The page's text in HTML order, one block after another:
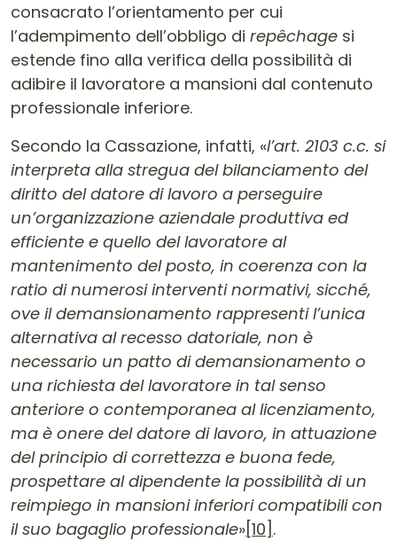
consacrato l’orientamento per cui
l’adempimento dell’obbligo di repêchage si
estende fino alla verifica della possibilità di
adibire il lavoratore a mansioni dal contenuto
professionale inferiore.
Secondo la Cassazione, infatti, «l’art. 2103 c.c. si
interpreta alla stregua del bilanciamento del
diritto del datore di lavoro a perseguire
un’organizzazione aziendale produttiva ed
efficiente e quello del lavoratore al
mantenimento del posto, in coerenza con la
ratio di numerosi interventi normativi, sicché,
ove il demansionamento rappresenti l’unica
alternativa al recesso datoriale, non è
necessario un patto di demansionamento o
una richiesta del lavoratore in tal senso
anteriore o contemporanea al licenziamento,
ma è onere del datore di lavoro, in attuazione
del principio di correttezza e buona fede,
prospettare al dipendente la possibilità di un
reimpiego in mansioni inferiori compatibili con
il suo bagaglio professionale»[10] .